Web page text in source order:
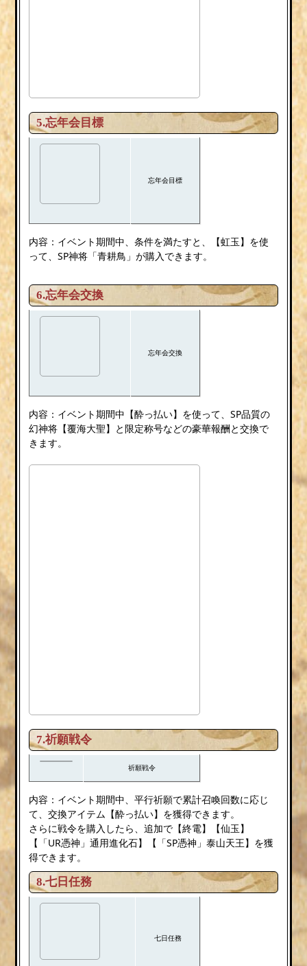
5.忘年会目標
忘年会目標
内容：イベント期間中、条件を満たすと、【虹玉】を使
って、SP神将「青耕鳥」が購入できます。
6.忘年会交換
忘年会交換
内容：イベント期間中【酔っ払い】を使って、SP品質の
幻神将【覆海大聖】と限定称号などの豪華報酬と交換で
きます。
7.祈願戦令
祈願戦令
内容：イベント期間中、平行祈願で累計召喚回数に応じ
て、交換アイテム【酔っ払い】を獲得できます。
さらに戦令を購入したら、追加で【終電】【仙玉】
【「UR憑神」通用進化石】【「SP憑神」泰山天王】を獲
得できます。
8.七日任務
七日任務